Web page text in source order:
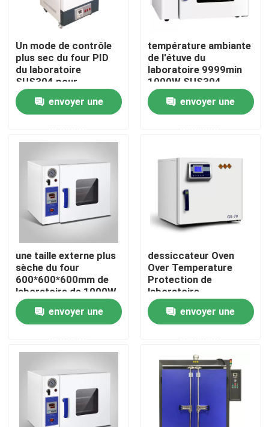
Accueil
A propos de nous
Produits
Un four plus sec de laboratoire
Four de séchage industriel
Incubateur thermostatique
Chambre d'humidité de la température
Chambre climatique
Un mode de contrôle
plus sec du four PID
du laboratoire
SUS304 pour
industriel
envoyer une
température ambiante
de l'étuve du
laboratoire 9999min
1000W SUS304
50~300℃
envoyer une
une taille externe plus
sèche du four
600*600*600mm de
laboratoire de 1000W
SUS304
envoyer une
dessiccateur Oven
Over Temperature
Protection de
laboratoire
d'affichage à LED de
1000Wenvoyer une